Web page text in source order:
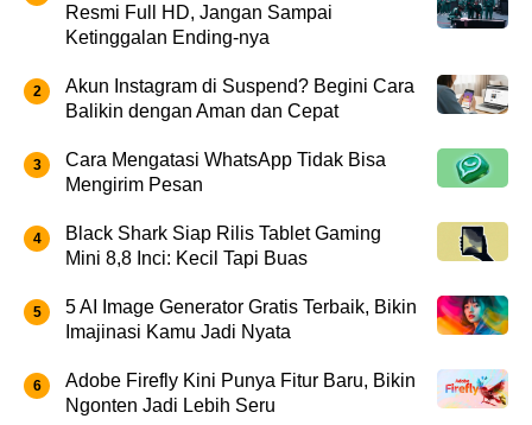
Resmi Full HD, Jangan Sampai
Ketinggalan Ending-nya
Akun Instagram di Suspend? Begini Cara
Balikin dengan Aman dan Cepat
Cara Mengatasi WhatsApp Tidak Bisa
Mengirim Pesan
Black Shark Siap Rilis Tablet Gaming
Mini 8,8 Inci: Kecil Tapi Buas
5 AI Image Generator Gratis Terbaik, Bikin
Imajinasi Kamu Jadi Nyata
Adobe Firefly Kini Punya Fitur Baru, Bikin
Ngonten Jadi Lebih Seru